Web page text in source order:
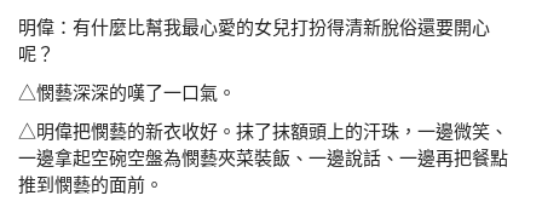
明偉：有什麼比幫我最心愛的女兒打扮得清新脫俗還要開心
呢？
△憫藝深深的嘆了一口氣。
△明偉把憫藝的新衣收好。抹了抹額頭上的汗珠，一邊微笑、
一邊拿起空碗空盤為憫藝夾菜裝飯、一邊說話、一邊再把餐點
推到憫藝的面前。